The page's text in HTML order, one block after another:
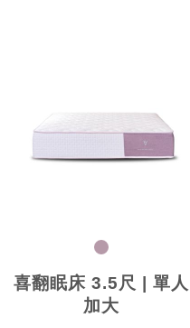
喜翻眠床 3.5尺 | 單人
加大